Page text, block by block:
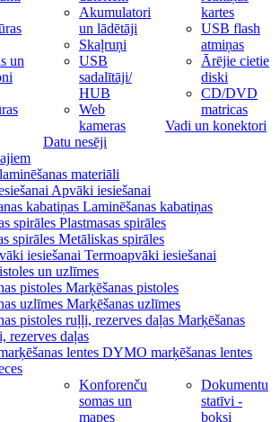
un
Akumulatori
un lādētāji
Skaļruņi
USB
sadalītāji/
HUB
Web
kameras
Datu nesēji
kartes
USB flash
atmiņas
Ārējie cietie
diski
CD/DVD
matricas
Vadi un konektori
materiāli
Apvāki iesiešanai
Laminēšanas kabatiņas
Plastmasas spirāles
Metāliskas spirāles
Termoapvāki iesiešanai
un uzlīmes
Marķēšanas pistoles
Marķēšanas uzlīmes
Marķēšanas
rezerves daļas
DYMO marķēšanas lentes
Konforenču
somas un
mapes
Dokumentu
statīvi -
boksi